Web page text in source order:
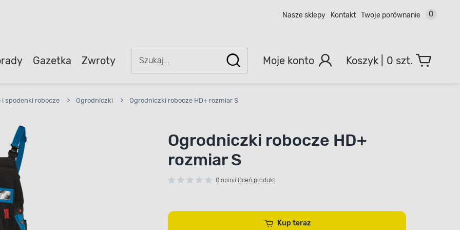
Nasze sklepy Kontakt Twoje porównanie 0
Gazetka Zwroty Moje konto 0 szt.
i spodenki robocze > Ogrodniczki > Ogrodniczki robocze HD+ rozmiar S
Ogrodniczki robocze HD+
rozmiar S
0 opinii Oceń produkt
Kup teraz